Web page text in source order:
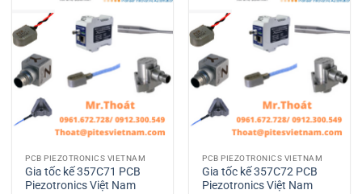
PCB PIEZOTRONICS VIETNAM
Gia tốc kế 357C71 PCB
Piezotronics Việt Nam
PCB PIEZOTRONICS VIETNAM
Gia tốc kế 357C72 PCB
Piezotronics Việt Nam